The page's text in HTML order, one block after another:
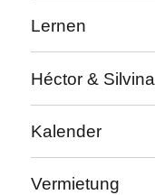
Lernen
Héctor & Silvina
Kalender
Vermietung